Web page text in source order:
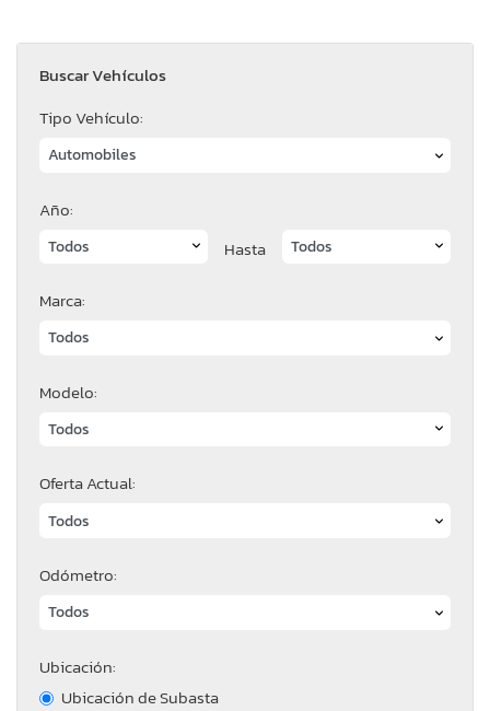
Buscar Vehículos
Tipo Vehículo:
Año:
Hasta
Marca:
Modelo:
Oferta Actual:
Odómetro:
Ubicación:
Ubicación de Subasta